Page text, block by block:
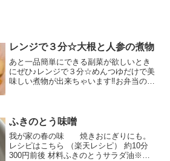
レンジで３分☆大根と人参の煮物
あと一品簡単にできる副菜が欲しいとき
にぜひ♪レンジで３分☆めんつゆだけで美
味しい煮物が出来ちゃいます‼お弁当のお
ふきのとう味噌
我が家の春の味 焼きおにぎりにも。
レシピはこちら （楽天レシピ） 約10分
300円前後 材料ふきのとうサラダ油※味